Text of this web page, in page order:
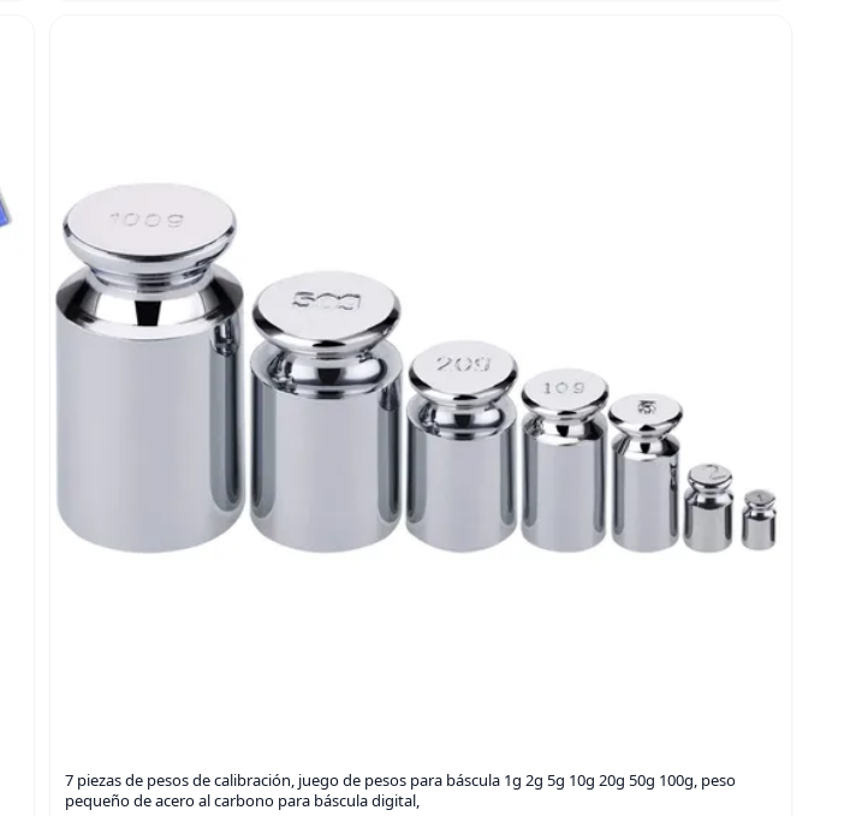
7 piezas de pesos de calibración, juego de pesos para báscula 1g 2g 5g 10g 20g 50g 100g, peso
pequeño de acero al carbono para báscula digital,